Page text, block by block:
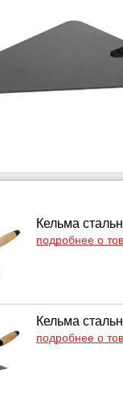
Кельма
подробнее о
Кельма
подробнее о